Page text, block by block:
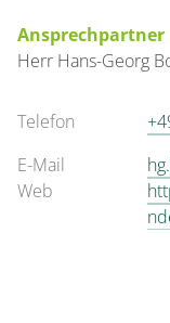
Ansprechpartner
Herr Hans-Georg
Telefon
E-Mail
Web